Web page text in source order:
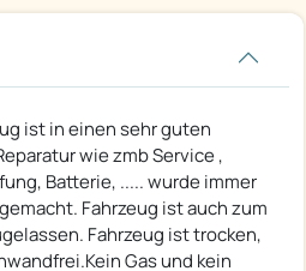
ist in einen sehr guten
wie zmb Service ,
Batterie, ..... wurde immer
Fahrzeug ist auch zum
Fahrzeug ist trocken,
Gas und kein